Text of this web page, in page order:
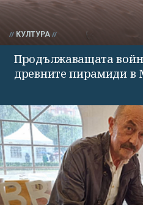
КУЛТУРА
Продължаващата
древните пирамиди